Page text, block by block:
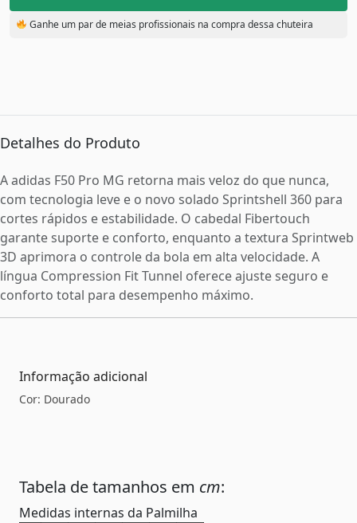
Ganhe um par de meias profissionais na compra dessa chuteira
Detalhes do Produto
A adidas F50 Pro MG retorna mais veloz do que nunca,
com tecnologia leve e o novo solado Sprintshell 360 para
cortes rápidos e estabilidade. O cabedal Fibertouch
garante suporte e conforto, enquanto a textura Sprintweb
3D aprimora o controle da bola em alta velocidade. A
língua Compression Fit Tunnel oferece ajuste seguro e
conforto total para desempenho máximo.
Informação adicional
Cor: Dourado
Tabela de tamanhos em cm:
Medidas internas da Palmilha